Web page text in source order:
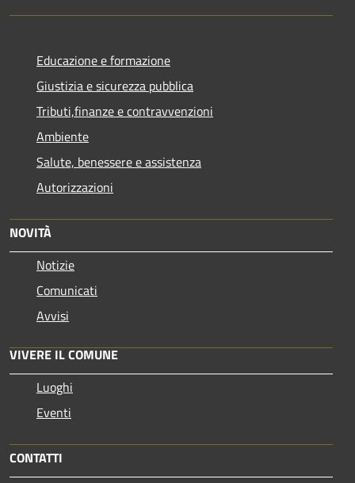
Educazione e formazione
Giustizia e sicurezza pubblica
Tributi,finanze e contravvenzioni
Ambiente
Salute, benessere e assistenza
Autorizzazioni
NOVITÀ
Notizie
Comunicati
Avvisi
VIVERE IL COMUNE
Luoghi
Eventi
CONTATTI